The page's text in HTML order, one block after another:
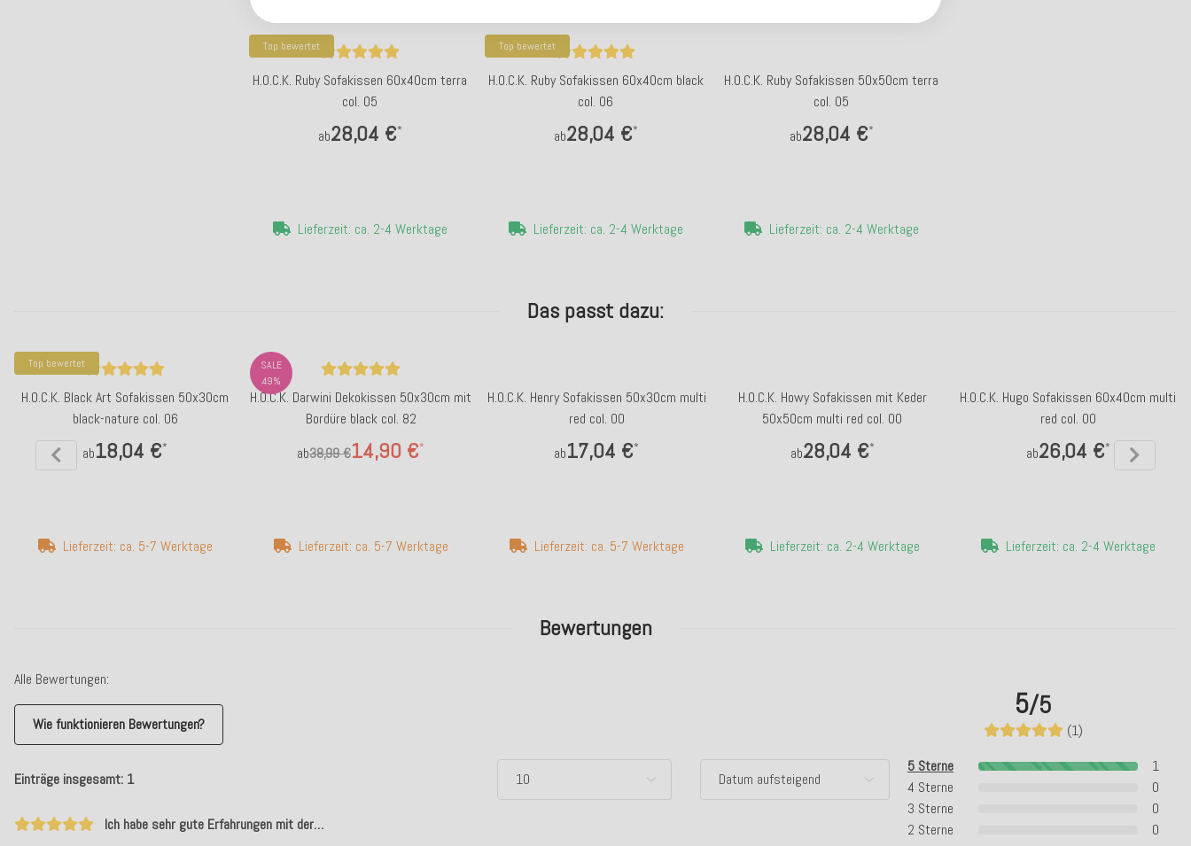
Bewertungen
5/5
(1)
5 Sterne
1
4 Sterne
0
3 Sterne
0
2 Sterne
0
Alle Bewertungen:
Wie funktionieren Bewertungen?
Einträge insgesamt: 1
Ich habe sehr gute Erfahrungen mit der…
Top bewertet
H.O.C.K. Ruby Sofakissen 60x40cm terra
col. 05
ab28,04 €*
Lieferzeit: ca. 2-4 Werktage
Top bewertet
H.O.C.K. Ruby Sofakissen 60x40cm black
col. 06
ab28,04 €*
Lieferzeit: ca. 2-4 Werktage
H.O.C.K. Ruby Sofakissen 50x50cm terra
col. 05
ab28,04 €*
Lieferzeit: ca. 2-4 Werktage
Das passt dazu:
Top bewertet
H.O.C.K. Black Art Sofakissen 50x30cm
black-nature col. 06
ab18,04 €*
Lieferzeit: ca. 5-7 Werktage
SALE
49%
H.O.C.K. Darwini Dekokissen 50x30cm mit
Bordüre black col. 82
ab
14,90 €*
38,99 €
Lieferzeit: ca. 5-7 Werktage
H.O.C.K. Henry Sofakissen 50x30cm multi
red col. 00
ab17,04 €*
Lieferzeit: ca. 5-7 Werktage
H.O.C.K. Howy Sofakissen mit Keder
50x50cm multi red col. 00
ab28,04 €*
Lieferzeit: ca. 2-4 Werktage
H.O.C.K. Hugo Sofakissen 60x40cm multi
red col. 00
ab26,04 €*
Lieferzeit: ca. 2-4 Werktage